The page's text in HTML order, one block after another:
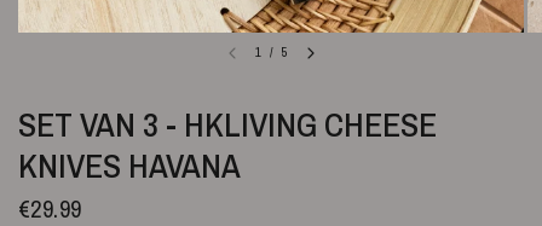
1 / 5
SET VAN 3 - HKLIVING CHEESE
KNIVES HAVANA
€29.99